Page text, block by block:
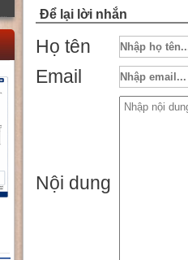
Để lại lời nhắn
Họ tên
Email
Nội dung